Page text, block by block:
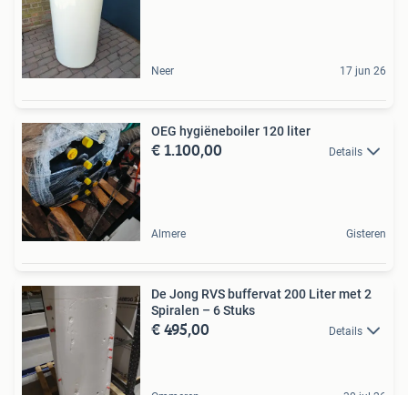
Neer 17 jun 26
OEG hygiëneboiler 120 liter
€ 1.100,00 Details
Almere Gisteren
De Jong RVS buffervat 200 Liter met 2
Spiralen – 6 Stuks
€ 495,00 Details